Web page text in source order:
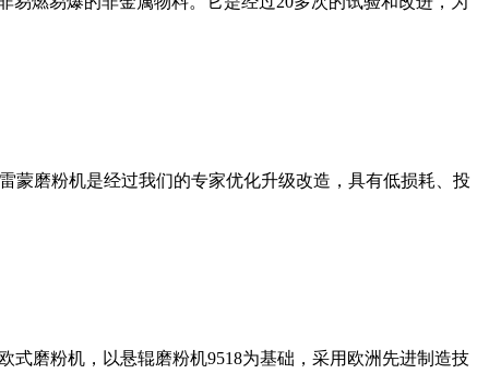
蒙磨粉机是经过我们的专家优化升级改造，具有低损耗、投
磨粉机，以悬辊磨粉机9518为基础，采用欧洲先进制造技